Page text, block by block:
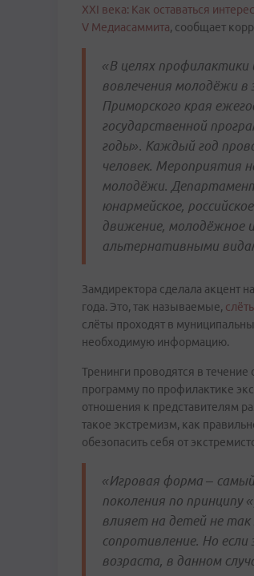
ХХI века: Как оставаться
V Медиасаммита, сообщает
«В целях профилактики
вовлечения молодёжи
Приморского края
государственной
годы». Каждый год
человек. Мероприятия
молодёжи.
юнармейское,
движение, молодёжное
альтернативными
Замдиректора сделала акцент
года. Это, так называемые,
слёты проходят в
необходимую информацию.
Тренинги проводятся в
программу по профилактике
отношения к представителям
такое экстремизм, как
обезопасить себя от
«Игровая форма –
поколения по принципу
влияет на детей не
сопротивление. Но
возраста, в данном